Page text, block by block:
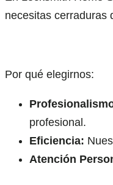
necesitas cerraduras
Por qué elegirnos:
profesional.
Eficiencia:
Atención